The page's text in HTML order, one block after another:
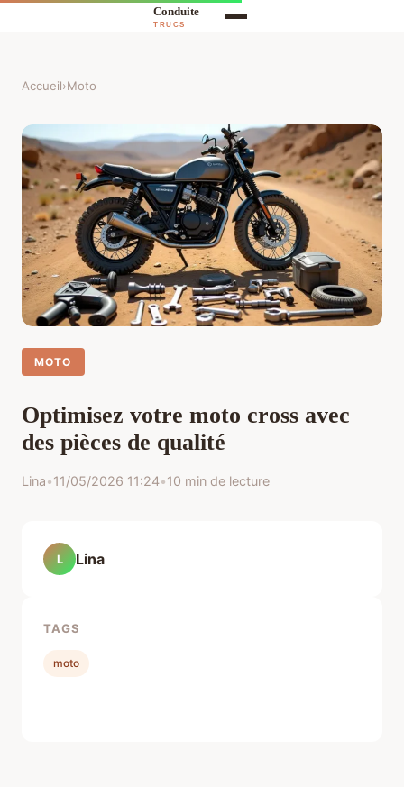
Accueil›Moto
MOTO
Optimisez votre moto cross avec
des pièces de qualité
Lina•11/05/2026 11:24•10 min de lecture
L Lina
TAGS
moto